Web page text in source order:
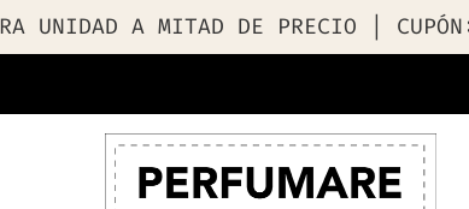
UNIDAD A MITAD DE PRECIO |